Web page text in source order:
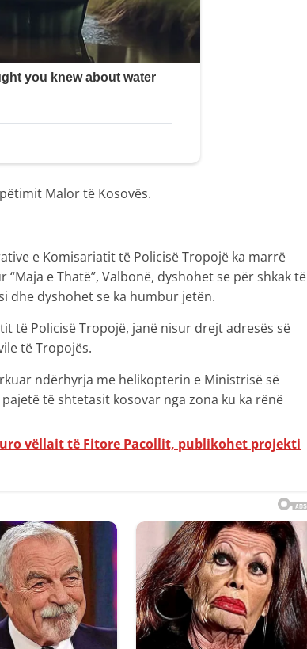
Malor të Kosovës.
e Komisariatit të Policisë Tropojë ka marrë
e Thatë”, Valbonë, dyshohet se për shkak të
dhe dyshohet se ka humbur jetën.
të Policisë Tropojë, janë nisur drejt adresës së
të Tropojës.
ndërhyrja me helikopterin e Ministrisë së
të shtetasit kosovar nga zona ku ka rënë
vëllait të Fitore Pacollit, publikohet projekti